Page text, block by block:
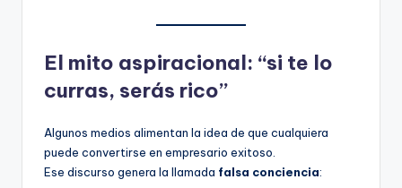
El mito aspiracional: “si te lo
curras, serás rico”
Algunos medios alimentan la idea de que cualquiera
puede convertirse en empresario exitoso.
Ese discurso genera la llamada falsa conciencia: